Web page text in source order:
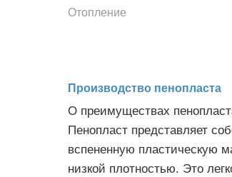
Отопление
Производство пенопласта
О преимуществах
Пенопласт представляет
вспененную пластическую
низкой плотностью. Это